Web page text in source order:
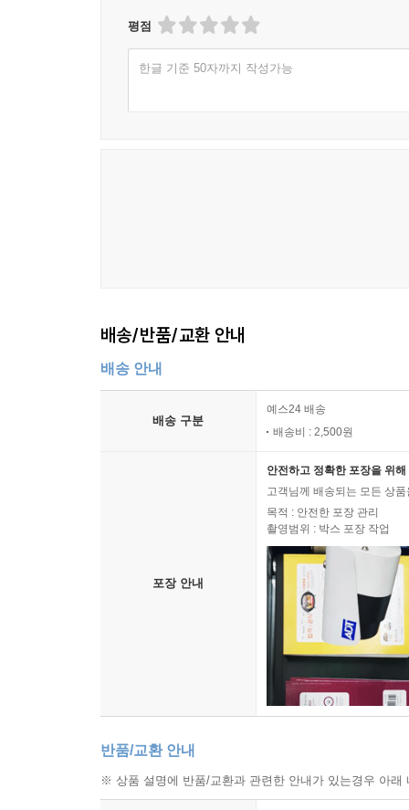
평점
한글 기준 50자까지 작성가능
배송/반품/교환 안내
배송 안내
배송 구분
예스24 배송
배송비 : 2,500원
포장 안내
안전하고 정확한 포장을 위
고객님께 배송되는 모든 상
목적 : 안전한 포장 관리
촬영범위 : 박스 포장 작업
반품/교환 안내
※ 상품 설명에 반품/교환과 관련한 안내가 있는경우 아